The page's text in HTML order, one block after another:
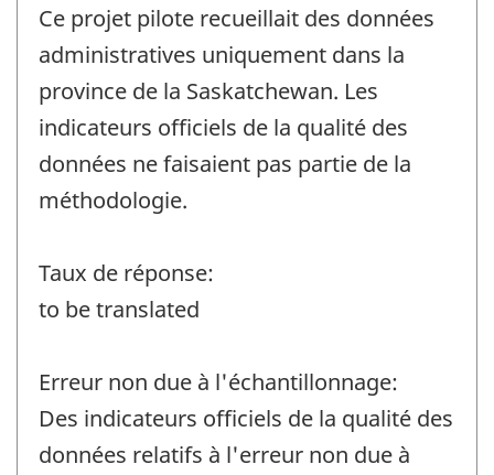
Ce projet pilote recueillait des données
administratives uniquement dans la
province de la Saskatchewan. Les
indicateurs officiels de la qualité des
données ne faisaient pas partie de la
méthodologie.
Taux de réponse:
to be translated
Erreur non due à l'échantillonnage:
Des indicateurs officiels de la qualité des
données relatifs à l'erreur non due à